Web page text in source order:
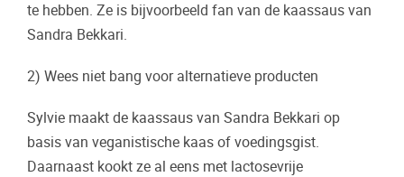
te hebben. Ze is bijvoorbeeld fan van de kaassaus van
Sandra Bekkari.
2) Wees niet bang voor alternatieve producten
Sylvie maakt de kaassaus van Sandra Bekkari op
basis van veganistische kaas of voedingsgist.
Daarnaast kookt ze al eens met lactosevrije